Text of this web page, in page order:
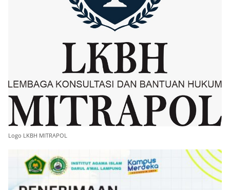
Logo LKBH MITRAPOL